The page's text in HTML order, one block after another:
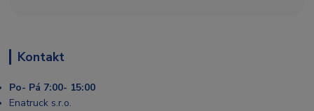
Kontakt
Po- Pá 7:00- 15:00
Enatruck s.r.o.